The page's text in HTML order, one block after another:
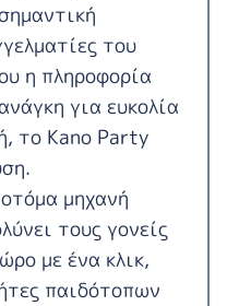
του
η πληροφορία
για ευκολία
το Kano Party
μηχανή
τους γονείς
με ένα κλικ,
παιδότοπων